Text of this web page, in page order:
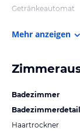
Getränkeautomat
Mehr anzeigen
Badezimmer
Haartrockner